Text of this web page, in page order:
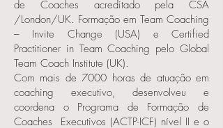
de Coaches acreditado pela CSA
/London/UK. Formação em Team Coaching
– Invite Change (USA) e Certified
Practitioner in Team Coaching pelo Global
Team Coach Institute (UK).
Com mais de 7000 horas de atuação em
coaching executivo, desenvolveu e
coordena o Programa de Formação de
Coaches Executivos (ACTP-ICF) nível II e o